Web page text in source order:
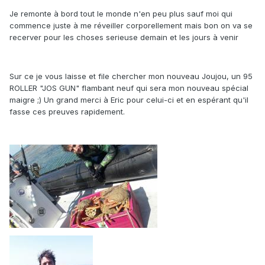
Je remonte à bord tout le monde n'en peu plus sauf moi qui
commence juste à me réveiller corporellement mais bon on va se
recerver pour les choses serieuse demain et les jours à venir
Sur ce je vous laisse et file chercher mon nouveau Joujou, un 95
ROLLER "JOS GUN" flambant neuf qui sera mon nouveau spécial
maigre ;) Un grand merci à Eric pour celui-ci et en espérant qu'il
fasse ces preuves rapidement.